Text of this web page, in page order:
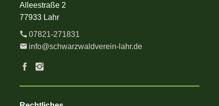
Alleestraße 2
77933 Lahr
07821-271831
info@schwarzwaldverein-lahr.de